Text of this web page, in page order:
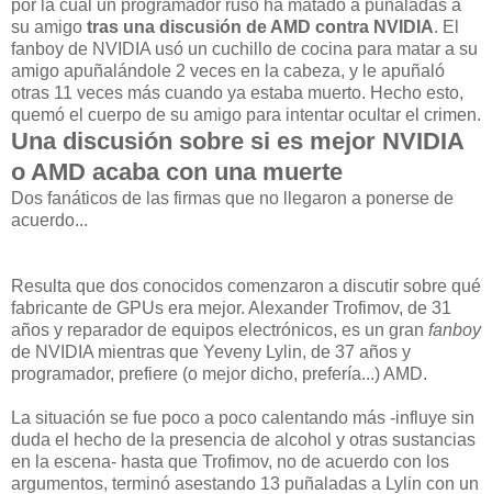
por la cual un programador ruso ha matado a puñaladas a
su amigo tras una discusión de AMD contra NVIDIA. El
fanboy de NVIDIA usó un cuchillo de cocina para matar a su
amigo apuñalándole 2 veces en la cabeza, y le apuñaló
otras 11 veces más cuando ya estaba muerto. Hecho esto,
quemó el cuerpo de su amigo para intentar ocultar el crimen.
Una discusión sobre si es mejor NVIDIA
o AMD acaba con una muerte
Dos fanáticos de las firmas que no llegaron a ponerse de
acuerdo...
Resulta que dos conocidos comenzaron a discutir sobre qué
fabricante de GPUs era mejor. Alexander Trofimov, de 31
años y reparador de equipos electrónicos, es un gran fanboy
de NVIDIA mientras que Yeveny Lylin, de 37 años y
programador, prefiere (o mejor dicho, prefería...) AMD.
La situación se fue poco a poco calentando más -influye sin
duda el hecho de la presencia de alcohol y otras sustancias
en la escena- hasta que Trofimov, no de acuerdo con los
argumentos, terminó asestando 13 puñaladas a Lylin con un